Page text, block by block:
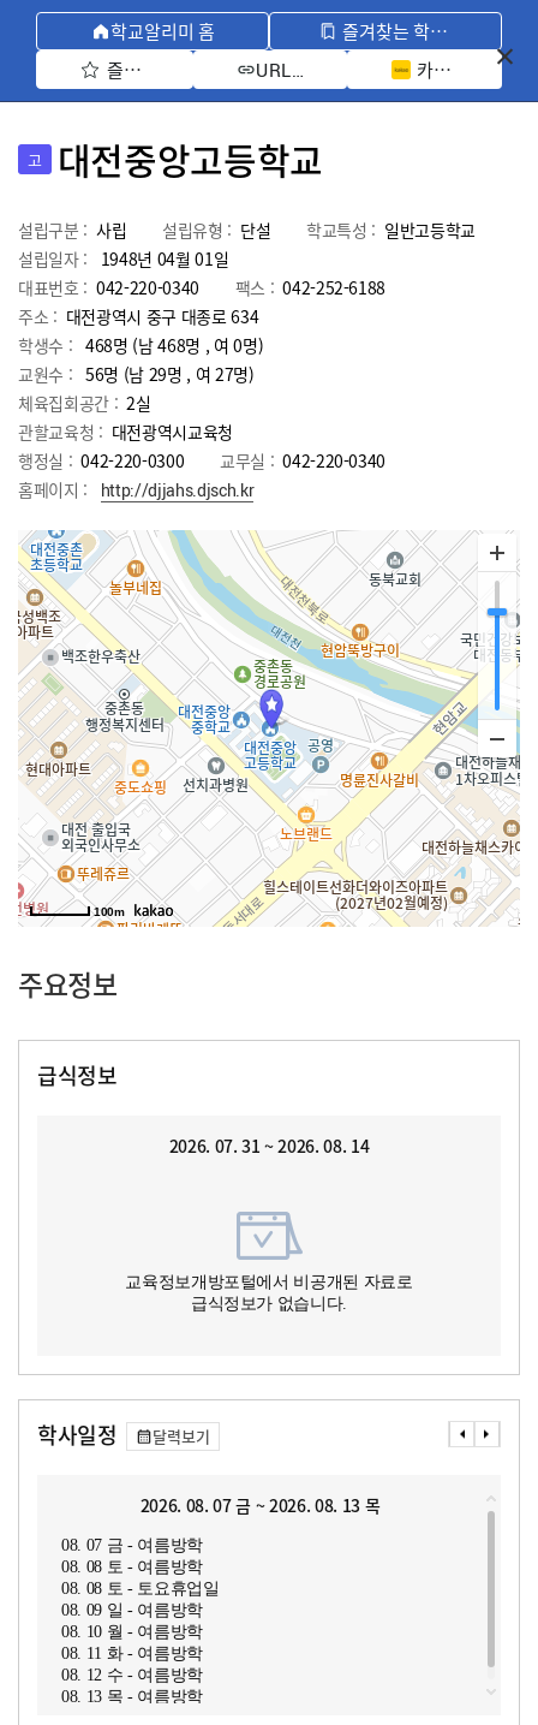
학교알리미 홈
즐겨찾는 학교 모아보기
즐겨찾기 선택
URL 복사 카카오톡 공유
고 대전중앙고등학교
설립구분 : 사립 설립유형 : 단설 학교특성 : 일반고등학교
설립일자 :
1948년 04월 01일
대표번호 : 042-220-0340 팩스 : 042-252-6188
주소 : 대전광역시 중구 대종로 634
학생수 : 468명 (남 468명 , 여 0명)
교원수 : 56명 (남 29명 , 여 27명)
체육집회공간 : 2실
관할교육청 : 대전광역시교육청
행정실 : 042-220-0300 교무실 : 042-220-0340
홈페이지 :
http://djjahs.djsch.kr
100m
주요정보
급식정보
2026. 07. 31 ~ 2026. 08. 14
교육정보개방포털에서 비공개된 자료로
급식정보가 없습니다.
학사일정 달력보기
2026. 08. 07 금 ~ 2026. 08. 13 목
08. 07 금 - 여름방학
08. 08 토 - 여름방학
08. 08 토 - 토요휴업일
08. 09 일 - 여름방학
08. 10 월 - 여름방학
08. 11 화 - 여름방학
08. 12 수 - 여름방학
08. 13 목 - 여름방학